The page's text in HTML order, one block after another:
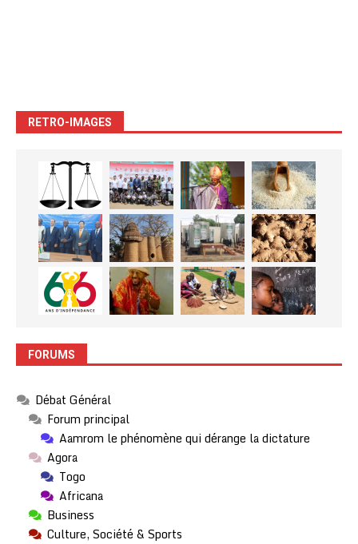
RETRO-IMAGES
FORUMS
Débat Général
Forum principal
Aamrom le phénomène qui dérange la dictature
Agora
Togo
Africana
Business
Culture, Société & Sports